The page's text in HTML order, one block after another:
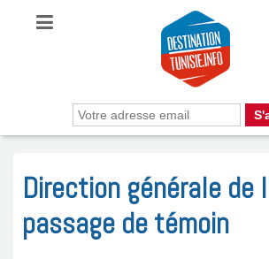
Direction générale de
passage de témoin